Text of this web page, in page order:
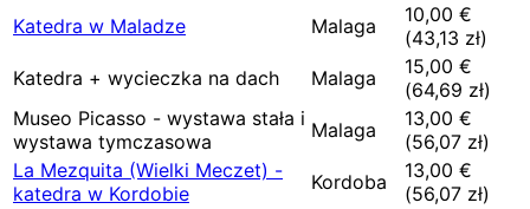
Katedra w Maladze
Malaga 10,00 €
(43,13 zł)
Katedra + wycieczka na dach
Malaga 15,00 €
(64,69 zł)
Museo Picasso - wystawa stała i
wystawa tymczasowa
Malaga 13,00 €
(56,07 zł)
La Mezquita (Wielki Meczet) -
katedra w Kordobie
Kordoba 13,00 €
(56,07 zł)